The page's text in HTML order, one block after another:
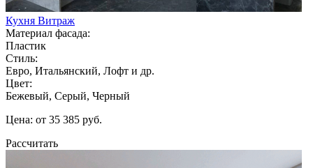
Кухня Витраж
Материал фасада:
Пластик
Стиль:
Евро, Итальянский, Лофт и др.
Цвет:
Бежевый, Серый, Черный
Цена: от 35 385 руб.
Рассчитать